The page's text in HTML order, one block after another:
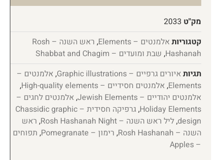
מק"ט 2033
קטגוריות אלמנטים – Elements ,
ראש השנה – Rosh
Hashanah
, שבת ומועדים – Shabbat and Chagim
תגיות איורים גרפיים – Graphic illustrations , אלמנטים –
Elements
, אלמנטים חסידיים – High-quality elements
,
אלמנטים יהודיים – Jewish Elements
, אלמנטים לחגים –
Holiday Elements
,
גרפיקה חסידית – Chassidic graphic
design
,ליל ראש השנה – Rosh Hashanah Night , ראש
השנה – Rosh Hashanah
, רימון – Pomegranate , תפוחים
– Apples